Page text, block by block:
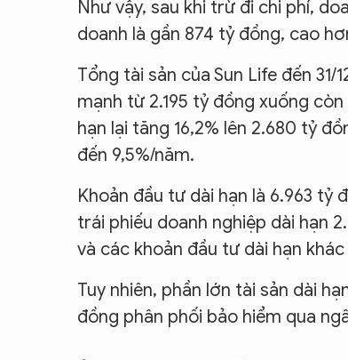
Như vậy, sau khi trừ đi chi phí,
doanh là gần 874 tỷ đồng, cao
Tổng tài sản của Sun Life đến
mạnh từ 2.195 tỷ đồng xuống
hạn lại tăng 16,2% lên 2.680 tỷ
đến 9,5%/năm.
Khoản đầu tư dài hạn là 6.963 tỷ
trái phiếu doanh nghiệp dài hạn
và các khoản đầu tư dài hạn
Tuy nhiên, phần lớn tài sản dài
đồng phân phối bảo hiểm qua